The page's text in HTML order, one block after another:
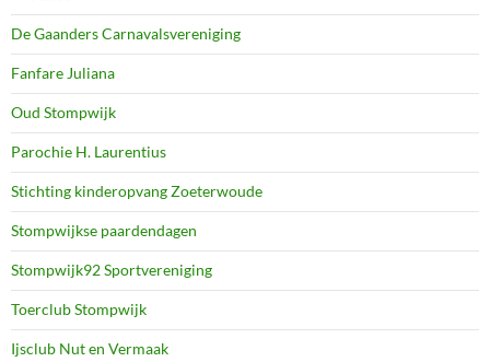
De Gaanders Carnavalsvereniging
Fanfare Juliana
Oud Stompwijk
Parochie H. Laurentius
Stichting kinderopvang Zoeterwoude
Stompwijkse paardendagen
Stompwijk92 Sportvereniging
Toerclub Stompwijk
Ijsclub Nut en Vermaak